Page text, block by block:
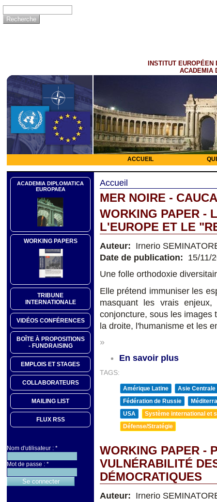
INSTITUT EUROPÉEN
ACADEMIA
ACCUEIL
ACADEMIA DIPLOMATICA
EUROPAEA
WORKING PAPERS
TRIBUNE
INTERNATIONALE
VIDÉOS CONFÉRENCES
BOÎTE À PROPOSITIONS
- FUNDRAISING
EMPLOIS ET STAGES
COLLABORATEURS
MAILING LIST
FLUX RSS
Nom d'utilisateur : *
Mot de passe : *
Accueil
MER NOIRE -
WORKING PAPER -
L'EUROPE ET LE
Auteur: Irnerio
Date de publication: 15/11/
Une folle orthodoxie
Elle prétend immuniser les
masquant les vrais
conjoncture, sous les images
la droite, l'humanisme et les
»
En savoir plus
TAGS:
Amérique Latine
Asie Centrale
Fédération de Russie
USA
Système international et
Défense/Stratégie
WORKING PAPER -
VULNÉRABILITÉ
DÉMOCRATIQUES
Auteur: Irnerio